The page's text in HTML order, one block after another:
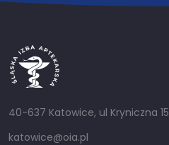
40-637 Katowice, ul Kryniczna 15
katowice@oia.pl